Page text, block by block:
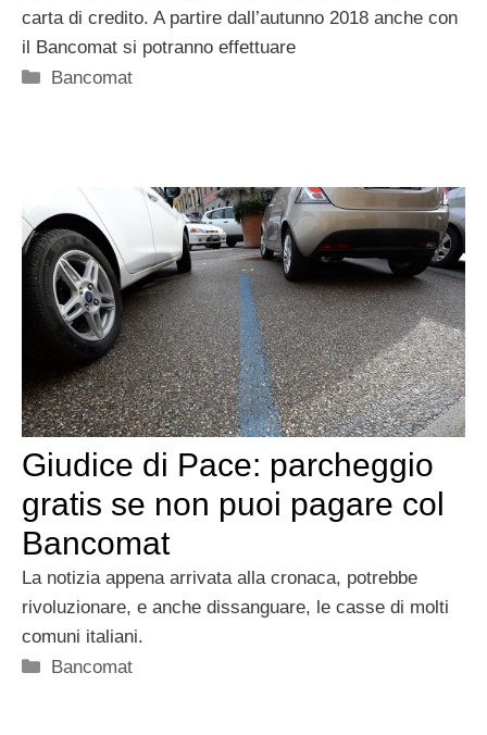
carta di credito. A partire dall’autunno 2018 anche con
il Bancomat si potranno effettuare
Categorie
Bancomat
Giudice di Pace: parcheggio
gratis se non puoi pagare col
Bancomat
La notizia appena arrivata alla cronaca, potrebbe
rivoluzionare, e anche dissanguare, le casse di molti
comuni italiani.
Categorie
Bancomat